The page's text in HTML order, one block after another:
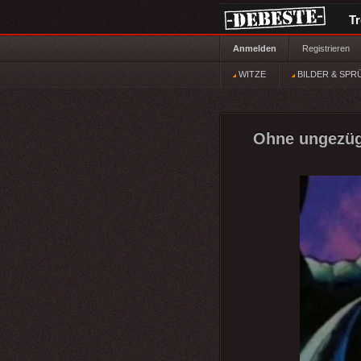
Anmelden Registrieren
WITZE BILDER &
Ohne